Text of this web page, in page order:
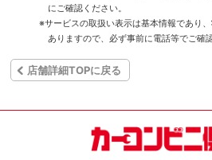
にご確認ください。
※サービスの取扱い表示は基本情報であり
ありますので、必ず事前に電話等でご確
店舗詳細TOPに戻る